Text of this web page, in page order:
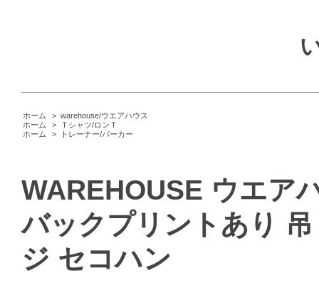
ホーム > warehouse/ウエアハウス
ホーム
>
Ｔシャツ/ロンＴ
ホーム
> トレーナー/パーカー
WAREHOUSE ウエア
バックプリントあり
ジ セコハン